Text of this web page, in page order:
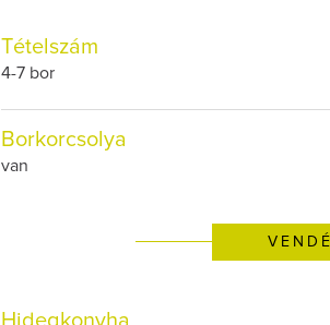
Tételszám
4-7 bor
Borkorcsolya
van
Hidegkonyha